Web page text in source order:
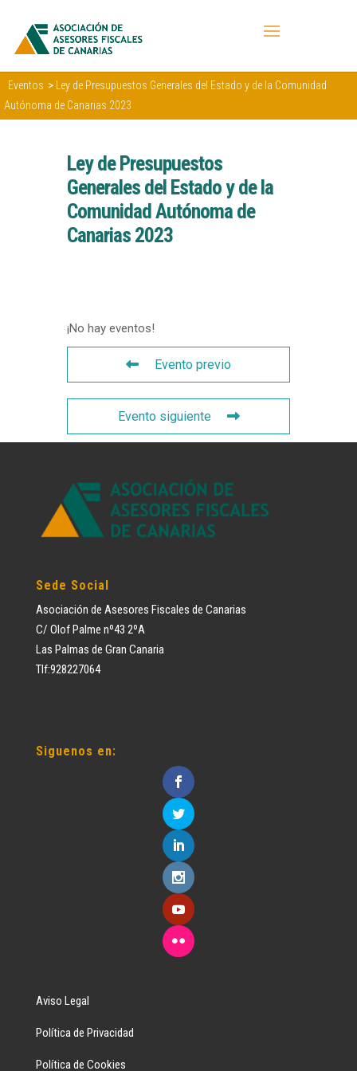
Eventos >
Ley de Presupuestos Generales del Estado y de la Comunidad
Autónoma de Canarias 2023
Ley de Presupuestos
Generales del Estado y de la
Comunidad Autónoma de
Canarias 2023
¡No hay eventos!
Evento previo
Evento siguiente
Sede Social
Asociación de Asesores Fiscales de Canarias
C/ Olof Palme nº43 2ºA
Las Palmas de Gran Canaria
Tlf:928227064
Siguenos en:
Aviso Legal
Política de Privacidad
Política de Cookies